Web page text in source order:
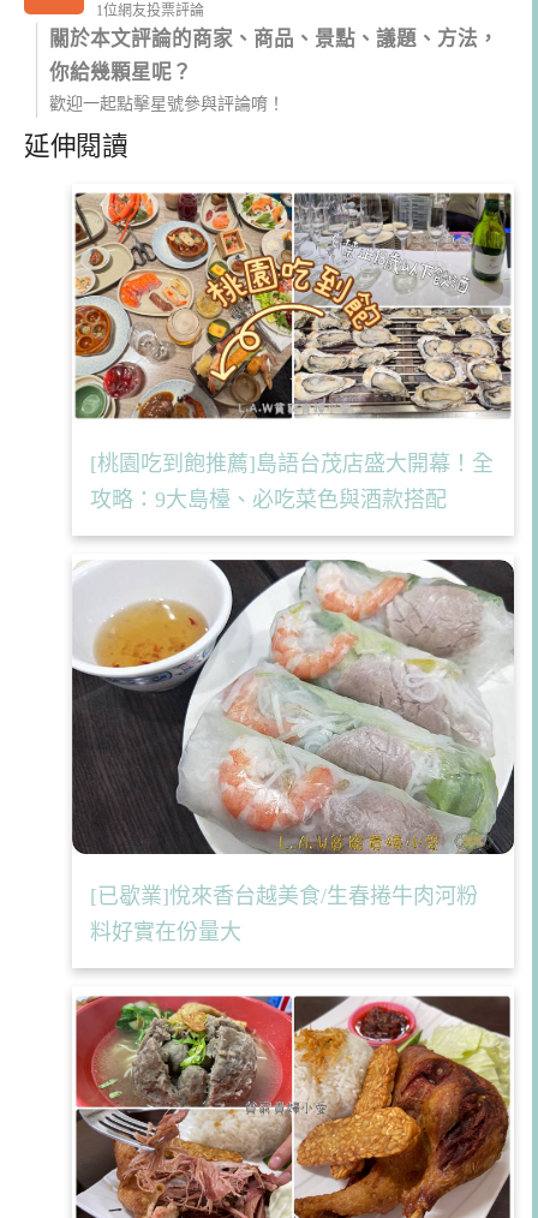
1位網友投票評論
關於本文評論的商家、商品、景點、議題、方法，
你給幾顆星呢？
歡迎一起點擊星號參與評論唷！
延伸閱讀
[桃園吃到飽推薦]島語台茂店盛大開幕！全
攻略：9大島檯、必吃菜色與酒款搭配
[已歇業]悅來香台越美食/生春捲牛肉河粉
料好實在份量大